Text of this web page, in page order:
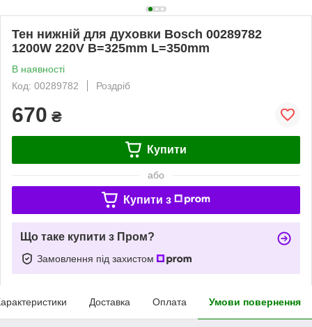
Тен нижній для духовки Bosch 00289782
1200W 220V B=325mm L=350mm
В наявності
Код: 00289782
Роздріб
670 ₴
Купити
або
Купити з
Що таке купити з Пром?
Замовлення під захистом
Доставка Оплата Умови повернення